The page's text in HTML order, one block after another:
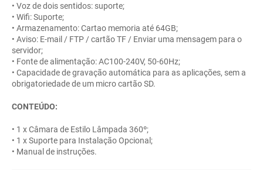
• Voz de dois sentidos: suporte;
• Wifi: Suporte;
• Armazenamento: Cartao memoria até 64GB;
• Aviso: E-mail / FTP / cartão TF / Enviar uma mensagem para o
servidor;
• Fonte de alimentação: AC100-240V, 50-60Hz;
• Capacidade de gravação automática para as aplicações, sem a
obrigatoriedade de um micro cartão SD.
CONTEÚDO:
• 1 x Câmara de Estilo Lâmpada 360º;
• 1 x Suporte para Instalação Opcional;
• Manual de instruções.